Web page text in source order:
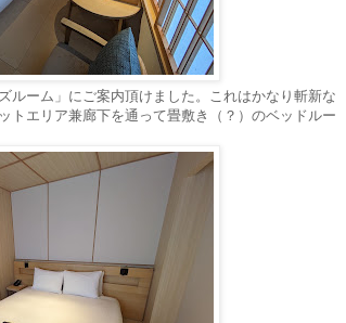
ルーム」にご案内頂けました。これはかなり斬新な
トエリア兼廊下を通って畳敷き（？）のベッドルー